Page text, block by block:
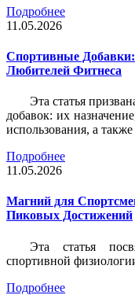
Подробнее
11.05.2026
Спортивные Добавки:
Любителей Фитнеса
Эта статья
добавок: их
использования, а
Подробнее
11.05.2026
Магний для
Пиковых Достижений
Эта статья
спортивной
Подробнее